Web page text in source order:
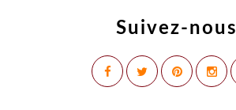
Suivez-nous